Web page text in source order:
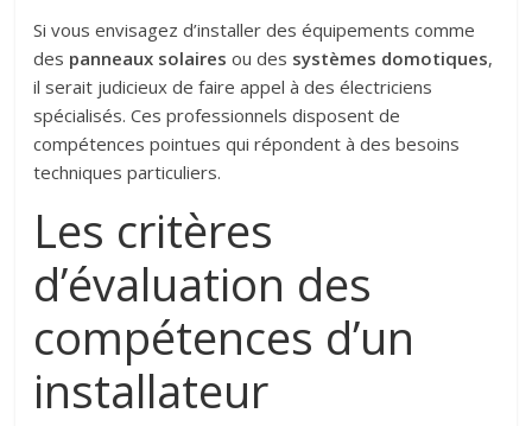
Si vous envisagez d’installer des équipements comme
des panneaux solaires ou des systèmes domotiques,
il serait judicieux de faire appel à des électriciens
spécialisés. Ces professionnels disposent de
compétences pointues qui répondent à des besoins
techniques particuliers.
Les critères
d’évaluation des
compétences d’un
installateur